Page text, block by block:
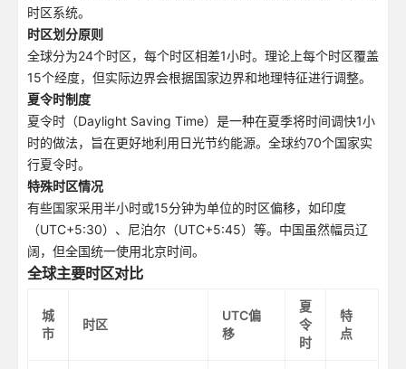
时区系统。
时区划分原则
全球分为24个时区，每个时区相差1小时。理论上每个时区覆盖
15个经度，但实际边界会根据国家边界和地理特征进行调整。
夏令时制度
夏令时（Daylight Saving Time）是一种在夏季将时间调快1小
时的做法，旨在更好地利用日光节约能源。全球约70个国家实
行夏令时。
特殊时区情况
有些国家采用半小时或15分钟为单位的时区偏移，如印度
（UTC+5:30）、尼泊尔（UTC+5:45）等。中国虽然幅员辽
阔，但全国统一使用北京时间。
全球主要时区对比
城
市
时区
UTC偏
移
夏
令
时
特
点